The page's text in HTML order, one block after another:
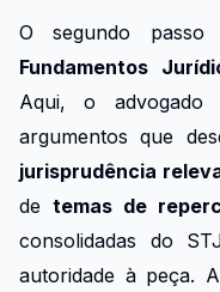
O segundo
Fundamentos
Aqui, o
argumentos que
jurisprudência
de temas de
consolidadas do
autoridade à peça.